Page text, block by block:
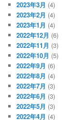
2023年3月 (4)
2023年2月 (4)
2023年1月 (4)
2022年12月 (6)
2022年11月 (3)
2022年10月 (5)
2022年9月 (6)
2022年8月 (4)
2022年7月 (3)
2022年6月 (3)
2022年5月 (3)
2022年4月 (4)